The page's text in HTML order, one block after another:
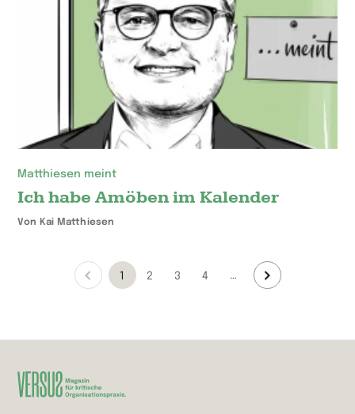
Matthiesen meint
Ich habe Amöben im Kalender
Von Kai Matthiesen
Vorherige
1 2 3 4 …
Nächste